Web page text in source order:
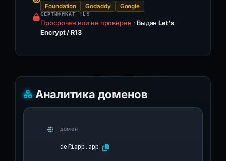
Foundation Godaddy Google
СЕРТИФИКАТ TLS
Просрочен или не проверен · ВыданLet's
Encrypt / R13
Аналитика доменов
домен
defiapp.app